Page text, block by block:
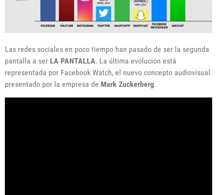
Las redes sociales en poco tiempo han pasado de ser la segunda
pantalla a ser LA PANTALLA. La última evolución está
representada por Facebook Watch, el nuevo concepto audiovisual
presentado por la empresa de Mark Zuckerberg.